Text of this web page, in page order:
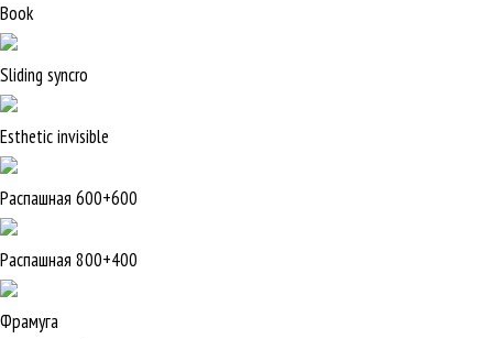
Book
Sliding syncro
Esthetic invisible
Распашная 600+600
Распашная 800+400
Фрамуга